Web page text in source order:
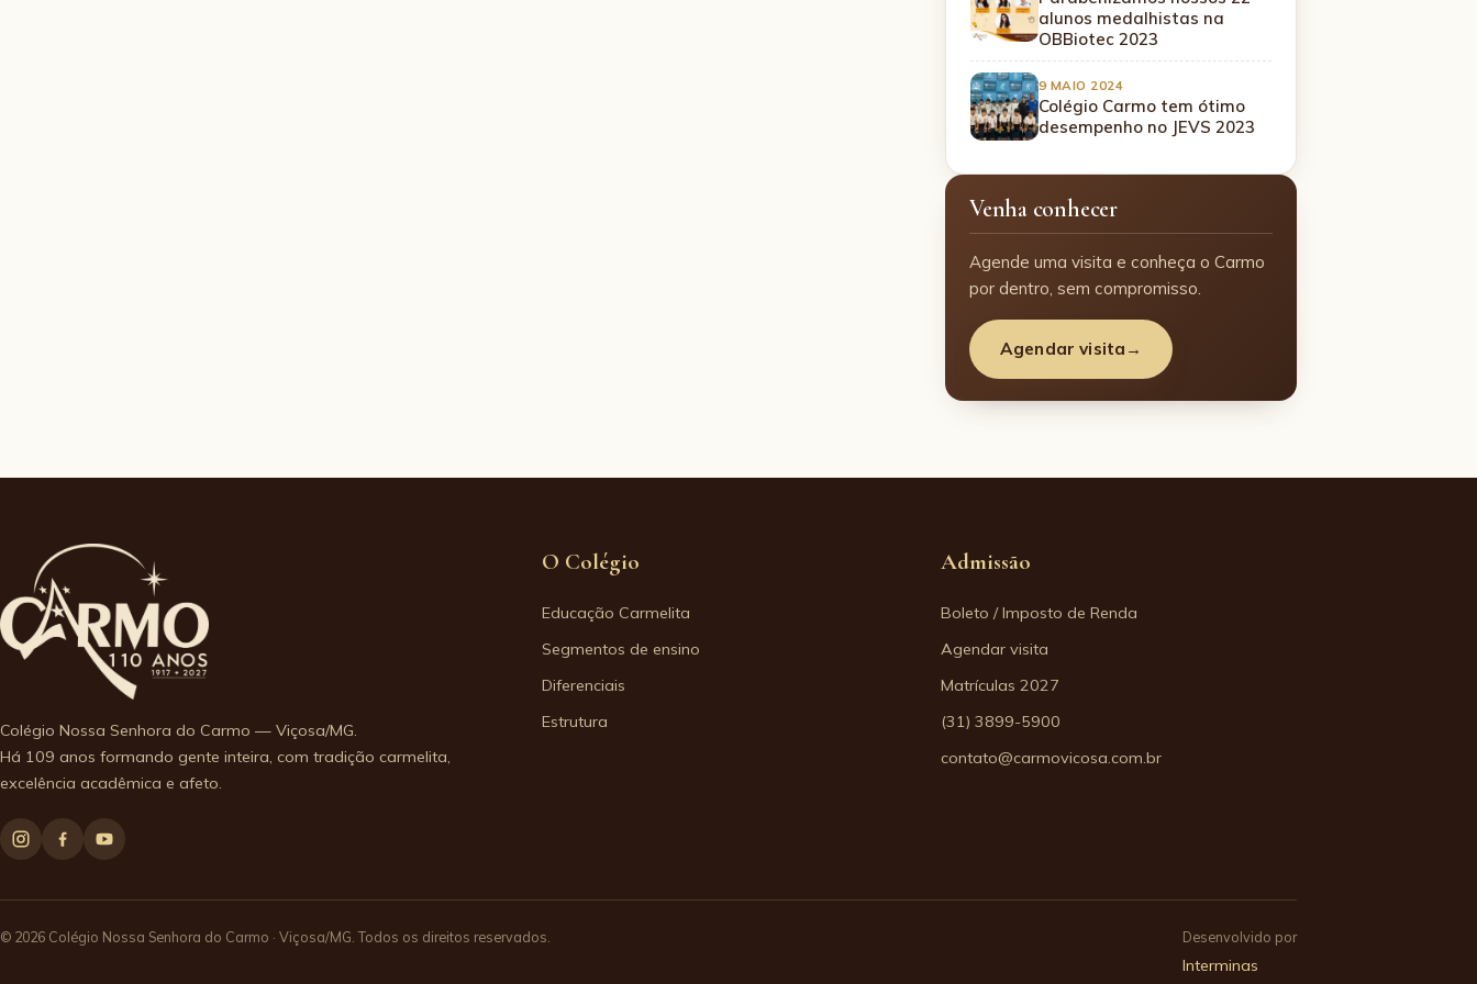
alunos medalhistas na
OBBiotec 2023
9 MAIO 2024
Colégio Carmo tem ótimo
desempenho no JEVS 2023
Venha conhecer
Agende uma visita e conheça o Carmo
por dentro, sem compromisso.
Agendar visita →
Colégio Nossa Senhora do Carmo — Viçosa/MG.
Há 109 anos formando gente inteira, com tradição carmelita,
excelência acadêmica e afeto.
O Colégio
Educação Carmelita
Segmentos de ensino
Diferenciais
Estrutura
Admissão
Boleto / Imposto de Renda
Agendar visita
Matrículas 2027
(31) 3899-5900
contato@carmovicosa.com.br
© 2026 Colégio Nossa Senhora do Carmo · Viçosa/MG. Todos os direitos reservados. Desenvolvido por
Interminas